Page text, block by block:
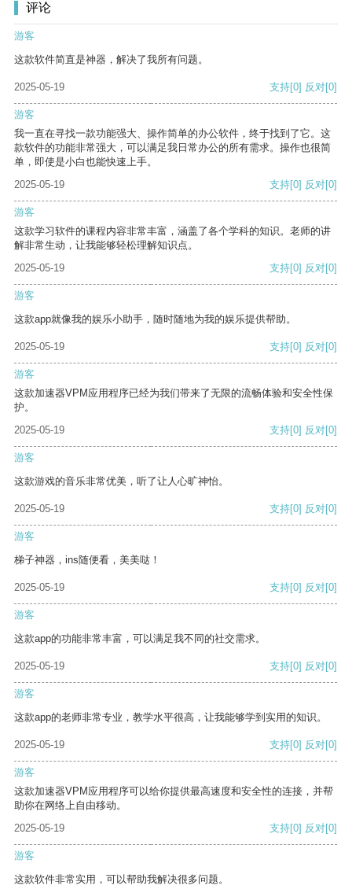
评论
游客
这款软件简直是神器，解决了我所有问题。
2025-05-19 支持[0] 反对[0]
游客
我一直在寻找一款功能强大、操作简单的办公软件，终于找到了它。这
款软件的功能非常强大，可以满足我日常办公的所有需求。操作也很简
单，即使是小白也能快速上手。
2025-05-19
支持[0] 反对[0]
游客
这款学习软件的课程内容非常丰富，涵盖了各个学科的知识。老师的讲
解非常生动，让我能够轻松理解知识点。
2025-05-19
支持[0] 反对[0]
游客
这款app就像我的娱乐小助手，随时随地为我的娱乐提供帮助。
2025-05-19 支持[0] 反对[0]
游客
这款加速器VPM应用程序已经为我们带来了无限的流畅体验和安全性保
护。
2025-05-19
支持[0] 反对[0]
游客
这款游戏的音乐非常优美，听了让人心旷神怡。
2025-05-19 支持[0] 反对[0]
游客
梯子神器，ins随便看，美美哒！
2025-05-19 支持[0] 反对[0]
游客
这款app的功能非常丰富，可以满足我不同的社交需求。
2025-05-19 支持[0] 反对[0]
游客
这款app的老师非常专业，教学水平很高，让我能够学到实用的知识。
2025-05-19 支持[0] 反对[0]
游客
这款加速器VPM应用程序可以给你提供最高速度和安全性的连接，并帮
助你在网络上自由移动。
2025-05-19
支持[0] 反对[0]
游客
这款软件非常实用，可以帮助我解决很多问题。